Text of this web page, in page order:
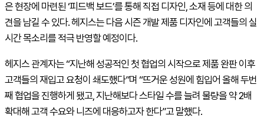
은 현장에 마련된 ‘피드백 보드’를 통해 직접 디자인, 소재 등에 대한 의
견을 남길 수 있다. 헤지스는 다음 시즌 개발 제품 디자인에 고객들의 실
시간 목소리를 적극 반영할 예정이다.
헤지스 관계자는 “지난해 성공적인 첫 협업의 시작으로 제품 완판 이후
고객들의 재입고 요청이 쇄도했다”며 “뜨거운 성원에 힘입어 올해 두번
째 협업을 진행하게 됐고, 지난해보다 스타일 수를 늘려 물량을 약 2배
확대해 고객 수요와 니즈에 대응하고자 한다”고 말했다.